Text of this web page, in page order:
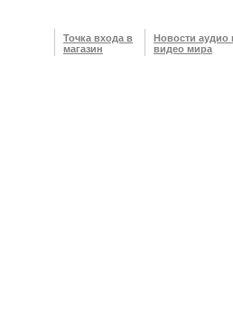
Точка входа в
магазин
Новости аудио
видео мира